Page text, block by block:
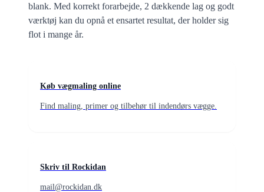
blank. Med korrekt forarbejde, 2 dækkende lag og godt
værktøj kan du opnå et ensartet resultat, der holder sig
flot i mange år.
Køb vægmaling online
Find maling, primer og tilbehør til indendørs vægge.
Skriv til Rockidan
mail@rockidan.dk